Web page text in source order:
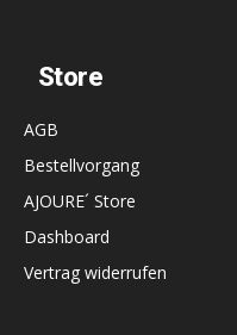
Store
AGB
Bestellvorgang
AJOURE´ Store
Dashboard
Vertrag widerrufen